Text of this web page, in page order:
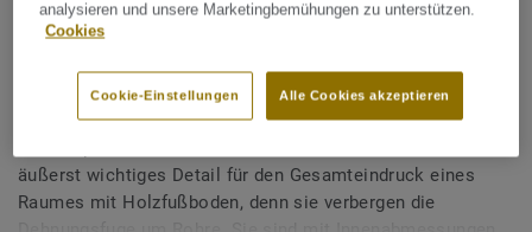
Zubehör
massiv)
äußerst wichtiges Detail für den Gesamteindruck eines
Raumes mit Holzfußboden, denn sie verbergen die
analysieren und unsere Marketingbemühungen zu unterstützen.
Cookies
Alle Cookies akzeptieren
Cookie-Einstellungen